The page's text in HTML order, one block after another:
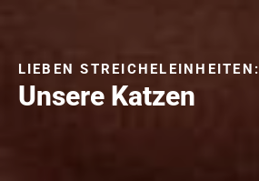
Unsere Katzen
LIEBEN STREICHELEINHEITEN: